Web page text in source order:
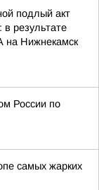
подлый акт
в результате
на Нижнекамск
России по
самых жарких